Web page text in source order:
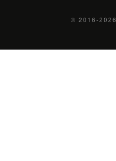
© 2016-2026